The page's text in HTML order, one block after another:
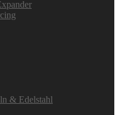
& Edelstahl